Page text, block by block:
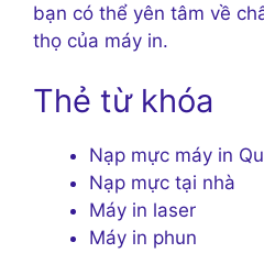
bạn có thể yên tâm về
thọ của máy in.
Thẻ từ khóa
Nạp mực máy in
Nạp mực tại nhà
Máy in laser
Máy in phun